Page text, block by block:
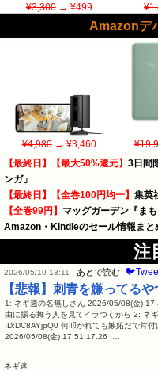
¥3,300→ ¥499
Amazonデ
¥4,980→ ¥3,460
【最終日】【最大50%還元】 3日間
ンガ」
【最終日】【全巻100円均一】 集英
【全巻99円】 マッグガーデン『ま
Amazon・Kindleのセール情報まと
注
2026/05/10 13:11 あとで読む
【悲報】刺青を嫌ってる
1: ネギ速の名無しさん 2026/05/08(金)
由に振る舞う人を見てイラつくから 2: ネ
ID:DC8AYjpQ0 何叩かれても嫉妬だで片
2026/05/08(金) 17:51:17.26 I…
ネギ速